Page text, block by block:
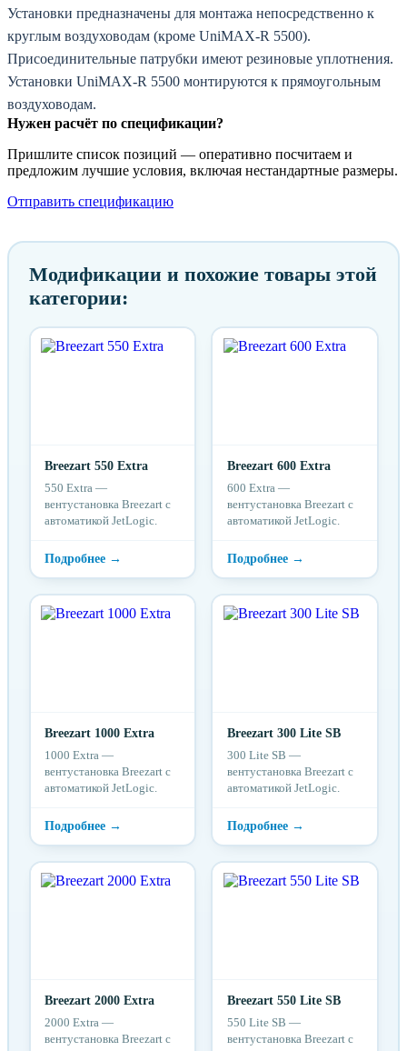
Установки предназначены для монтажа непосредственно к
круглым воздуховодам (кроме UniMAX-R 5500).
Присоединительные патрубки имеют резиновые уплотнения.
Установки UniMAX-R 5500 монтируются к прямоугольным
воздуховодам.
Нужен расчёт по спецификации?
Пришлите список позиций — оперативно посчитаем и
предложим лучшие условия, включая нестандартные размеры.
Отправить спецификацию
Модификации и похожие товары этой
категории:
Breezart 550 Extra
550 Extra —
вентустановка Breezart с
автоматикой JetLogic.
Breezart 600 Extra
600 Extra —
вентустановка Breezart с
автоматикой JetLogic.
Breezart 1000 Extra
1000 Extra —
вентустановка Breezart с
автоматикой JetLogic.
Breezart 300 Lite SB
300 Lite SB —
вентустановка Breezart с
автоматикой JetLogic.
Breezart 2000 Extra
2000 Extra —
вентустановка Breezart с
Breezart 550 Lite SB
550 Lite SB —
вентустановка Breezart с